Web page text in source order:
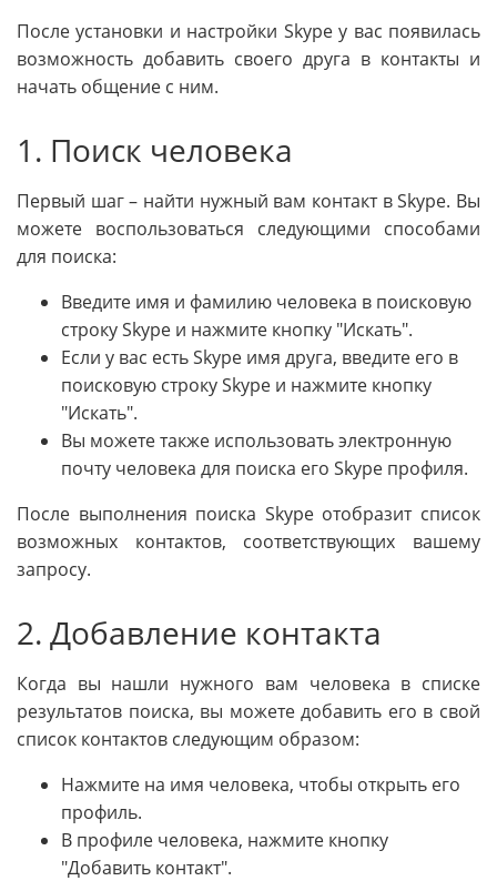
После установки и настройки Skype у вас появилась
возможность добавить своего друга в контакты и
начать общение с ним.
1. Поиск человека
Первый шаг – найти нужный вам контакт в Skype. Вы
можете воспользоваться следующими способами
для поиска:
Введите имя и фамилию человека в поисковую
строку Skype и нажмите кнопку "Искать".
Если у вас есть Skype имя друга, введите его в
поисковую строку Skype и нажмите кнопку
"Искать".
Вы можете также использовать электронную
почту человека для поиска его Skype профиля.
После выполнения поиска Skype отобразит список
возможных контактов, соответствующих вашему
запросу.
2. Добавление контакта
Когда вы нашли нужного вам человека в списке
результатов поиска, вы можете добавить его в свой
список контактов следующим образом:
Нажмите на имя человека, чтобы открыть его
профиль.
В профиле человека, нажмите кнопку
"Добавить контакт".